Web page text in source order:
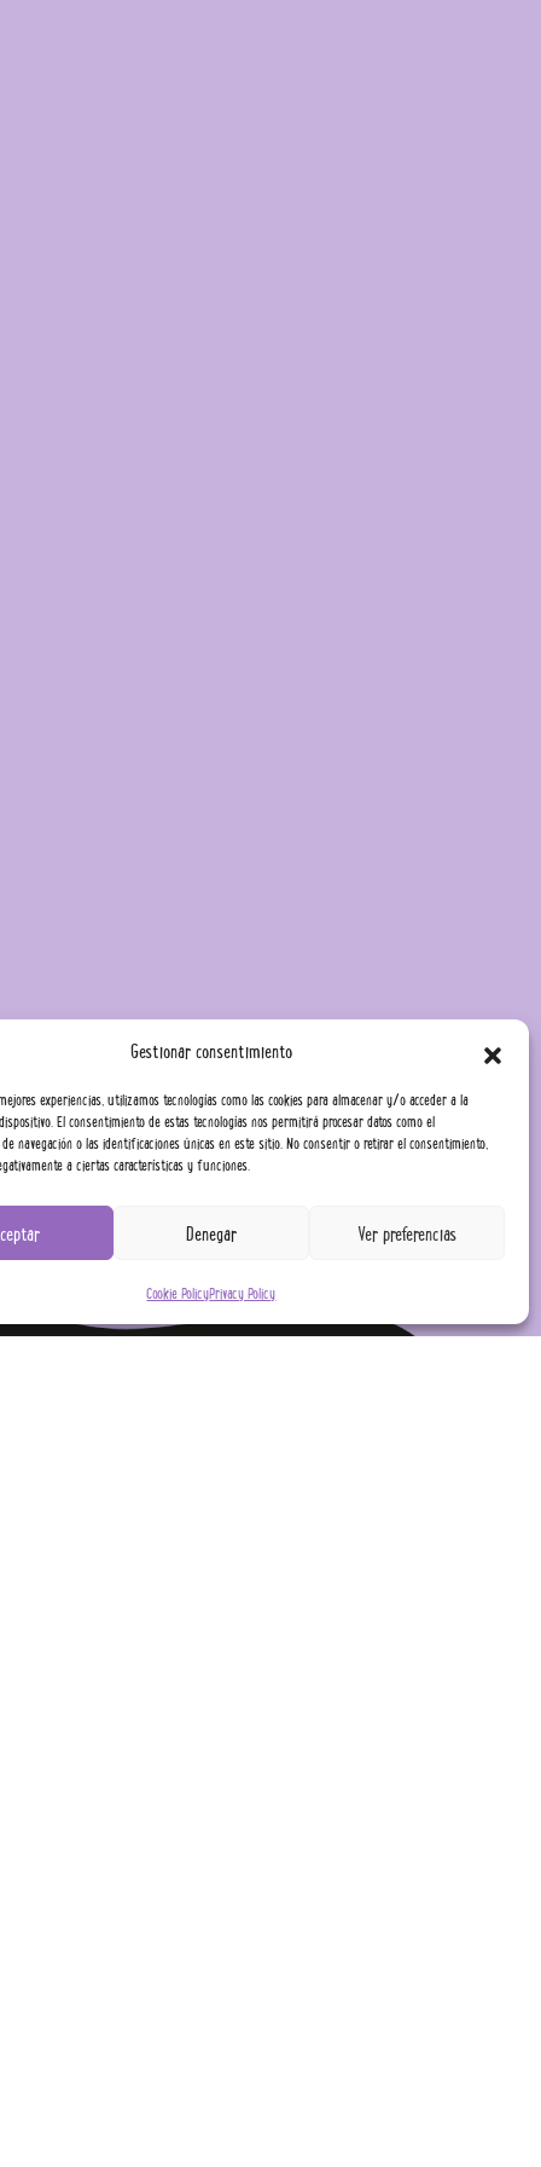
Gestionar consentimiento
experiencias, utilizamos tecnologías como las cookies para almacenar y/o acceder a la
El consentimiento de estas tecnologías nos permitirá procesar datos como el
navegación o las identificaciones únicas en este sitio. No consentir o retirar el consentimiento,
a ciertas características y funciones.
Denegar Ver preferencias
Cookie PolicyPrivacy Policy